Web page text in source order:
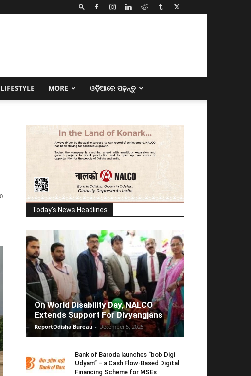
LIFESTYLE MORE ଓଡ଼ିଆରେ ପଢ଼ନ୍ତୁ
0
Today's News Headlines
On World Disability Day, NALCO
Extends Support For Divyangjans
ReportOdisha Bureau - December 5, 2025
Bank of Baroda launches “bob Digi
Udyam” – a Cash Flow-Based Digital
Financing Scheme for MSEs